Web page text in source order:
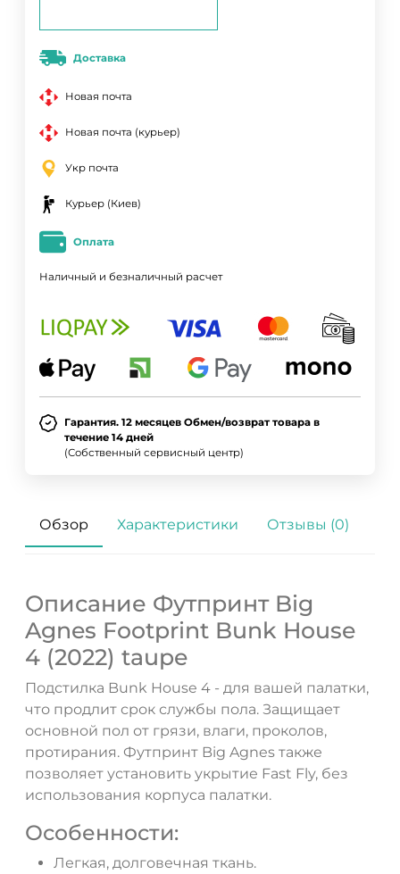
Доставка
Новая почта
Новая почта (курьер)
Укр почта
Курьер (Киев)
Оплата
Наличный и безналичный расчет
Гарантия. 12 месяцев Обмен/возврат товара в
течение 14 дней
(Собственный сервисный центр)
Обзор Характеристики Отзывы (0)
Описание Футпринт Big
Agnes Footprint Bunk House
4 (2022) taupe
Подстилка Bunk House 4 - для вашей палатки,
что продлит срок службы пола. Защищает
основной пол от грязи, влаги, проколов,
протирания. Футпринт Big Agnes также
позволяет установить укрытие Fast Fly, без
использования корпуса палатки.
Особенности:
Легкая, долговечная ткань.
ДА НЕТ